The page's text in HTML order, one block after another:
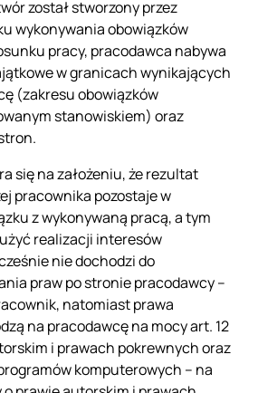
został stworzony przez
wykonywania obowiązków
pracy, pracodawca nabywa
w granicach wynikających
(zakresu obowiązków
stanowiskiem) oraz
się na założeniu, że rezultat
pracownika pozostaje w
z wykonywaną pracą, a tym
realizacji interesów
nie dochodzi do
praw po stronie pracodawcy –
natomiast prawa
na pracodawcę na mocy art. 12
i prawach pokrewnych oraz
komputerowych – na